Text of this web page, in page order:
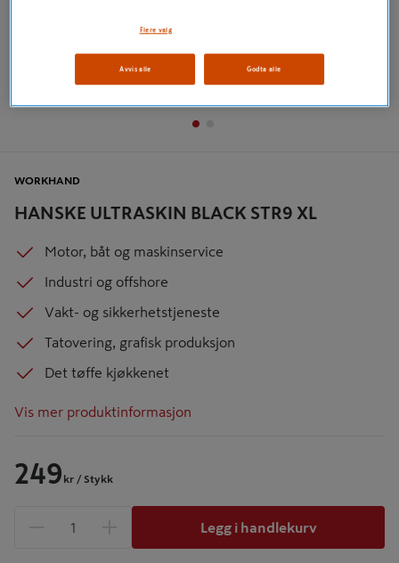
HANSKE ULTRASKIN BLACK STR9 XL
WORKHAND
Motor, båt og maskinservice
Industri og offshore
Vakt- og sikkerhetstjeneste
Tatovering, grafisk produksjon
Det tøffe kjøkkenet
Vis mer produktinformasjon
249 kr / Stykk
1 produkter
Legg i handlekurv
Flere valg
Avvis alle Godta alle